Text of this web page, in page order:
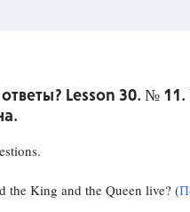
ответы? Lesson 30. №
King and the Queen live? (